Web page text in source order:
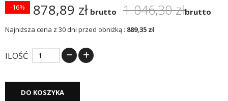
878,89 zł brutto 1 046,30 złbrutto
-16%
Najniższa cena z 30 dni przed obniżką : 889,35 zł
ILOŚĆ
DO KOSZYKA